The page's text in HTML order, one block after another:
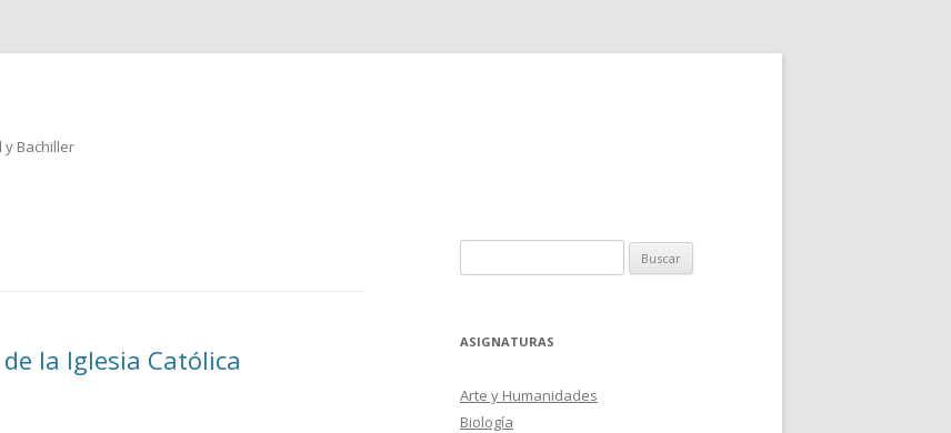
Bachiller
la Iglesia Católica
ASIGNATURAS
Arte y Humanidades
Biología